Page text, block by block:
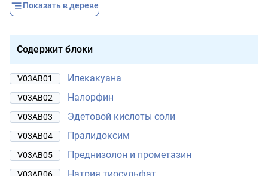
Показать в дереве
Содержит блоки
V03AB01 Ипекакуана
V03AB02 Налорфин
V03AB03 Эдетовой кислоты соли
V03AB04 Пралидоксим
V03AB05 Преднизолон и прометазин